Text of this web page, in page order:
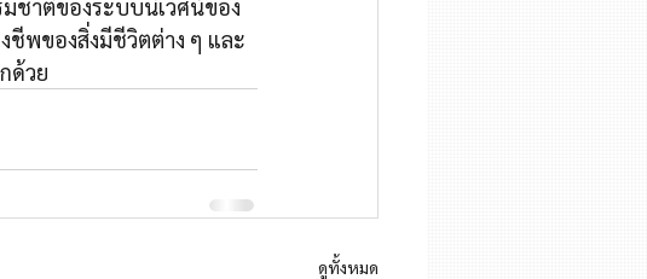
ชาติของระบบนิเวศน์ของ
ชีพของสิ่งมีชีวิตต่าง ๆ และ
ด้วย
ดูทั้งหมด